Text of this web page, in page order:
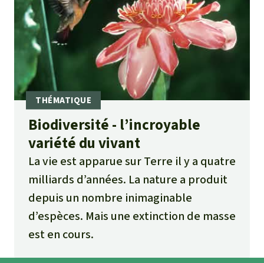
Biodiversité - l’incroyable
variété du vivant
La vie est apparue sur Terre il y a quatre
milliards d’années. La nature a produit
depuis un nombre inimaginable
d’espèces. Mais une extinction de masse
est en cours.